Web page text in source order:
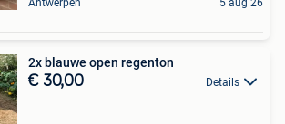
Antwerpen 5 aug 26
2x blauwe open regenton
€ 30,00 Details